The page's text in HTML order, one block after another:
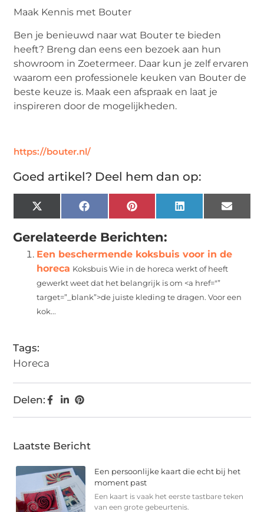
Maak Kennis met Bouter
Ben je benieuwd naar wat Bouter te bieden
heeft? Breng dan eens een bezoek aan hun
showroom in Zoetermeer. Daar kun je zelf ervaren
waarom een professionele keuken van Bouter de
beste keuze is. Maak een afspraak en laat je
inspireren door de mogelijkheden.
https://bouter.nl/
Goed artikel? Deel hem dan op:
X
(Twitter)
FacebookPinterest LinkedIn Email
Gerelateerde Berichten:
Een beschermende koksbuis voor in de
horeca Koksbuis Wie in de horeca werkt of heeft
gewerkt weet dat het belangrijk is om <a href="”
target=”_blank”>de juiste kleding te dragen. Voor een
kok...
Tags:
Horeca
Delen:
Laatste Bericht
Een persoonlijke kaart die echt bij het
moment past
Een kaart is vaak het eerste tastbare teken
van een grote gebeurtenis.